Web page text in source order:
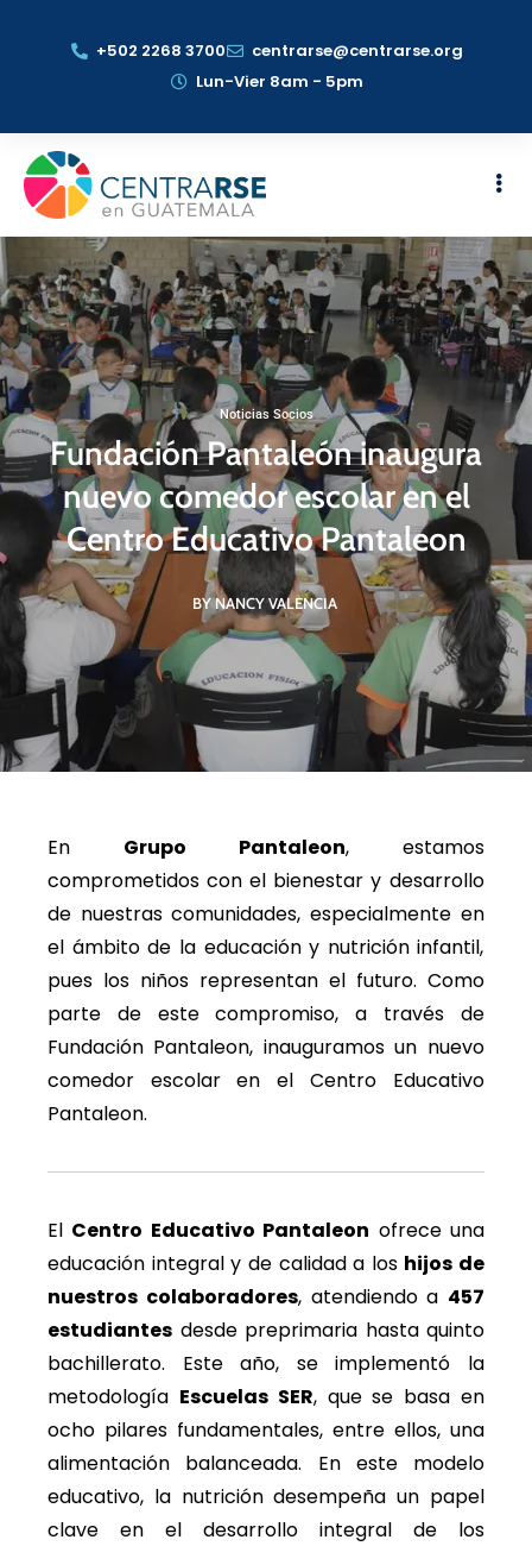
+502 2268 3700
centrarse@centrarse.org
Lun-Vier 8am - 5pm
Noticias Socios
Fundación Pantaleón inaugura
nuevo comedor escolar en el
Centro Educativo Pantaleon
BY NANCY VALENCIA
En Grupo Pantaleon, estamos
comprometidos con el bienestar y desarrollo
de nuestras comunidades, especialmente en
el ámbito de la educación y nutrición infantil,
pues los niños representan el futuro. Como
parte de este compromiso, a través de
Fundación Pantaleon, inauguramos un nuevo
comedor escolar en el Centro Educativo
Pantaleon.
El Centro Educativo Pantaleon ofrece una
educación integral y de calidad a los hijos de
nuestros colaboradores, atendiendo a 457
estudiantes desde preprimaria hasta quinto
bachillerato. Este año, se implementó la
metodología Escuelas SER, que se basa en
ocho pilares fundamentales, entre ellos, una
alimentación balanceada. En este modelo
educativo, la nutrición desempeña un papel
clave en el desarrollo integral de los